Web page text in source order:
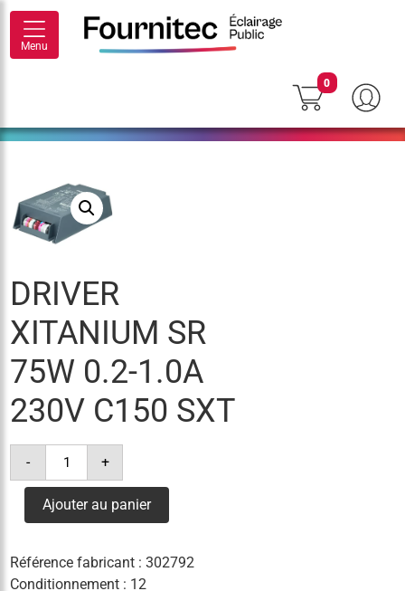
Menu
0
DRIVER
XITANIUM SR
75W 0.2-1.0A
230V C150 SXT
-
quantité
driver
sr
75w
230v
c150
+
Ajouter au panier
Référence fabricant :302792
Conditionnement : 12